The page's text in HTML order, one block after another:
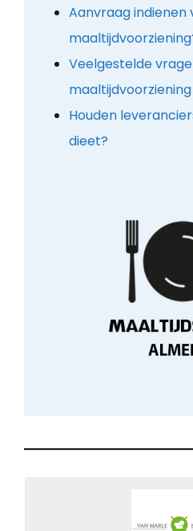
Aanvraag indienen
Veelgestelde
maaltijdvoorziening
Houden
dieet?